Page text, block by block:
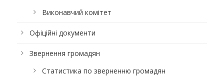
Виконавчий комітет
Офіційні документи
Звернення громадян
Статистика по зверненню громадян